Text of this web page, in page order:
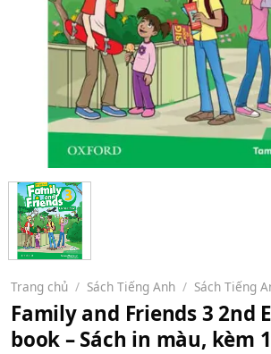
Trang chủ / Sách Tiếng Anh / Sách Tiếng
Family and Friends 3 2nd
book – Sách in màu, kèm